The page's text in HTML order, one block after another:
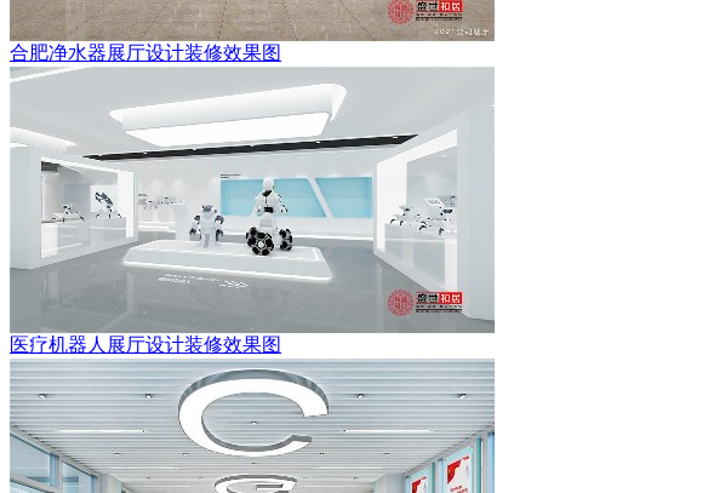
合肥净水器展厅设计装修效果图
医疗机器人展厅设计装修效果图